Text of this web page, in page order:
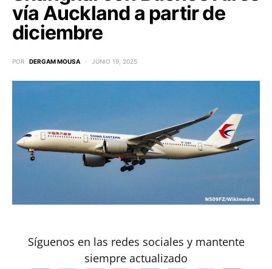
vía Auckland a partir de
diciembre
POR DERGAM MOUSA JUNIO 19, 2025
Síguenos en las redes sociales y mantente
siempre actualizado